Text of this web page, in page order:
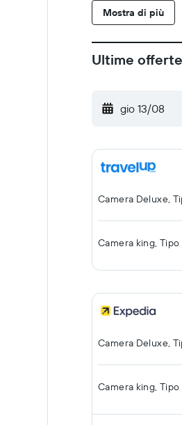
Mostra di più
Ultime
gio 13/08
Camera Deluxe,
Camera king,
Camera Deluxe,
Camera king,